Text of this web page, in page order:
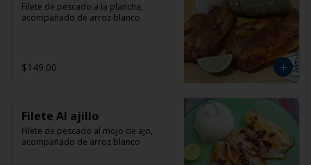
Filete de pescado a la plancha,
acompañado de arroz blanco
$149.00
Filete Al ajillo
Filete de pescado al mojo de ajo,
acompañado de arroz blanco